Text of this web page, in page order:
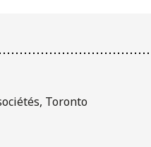
Toronto